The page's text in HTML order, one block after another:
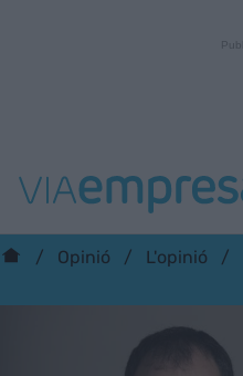
Opinió L'opinió